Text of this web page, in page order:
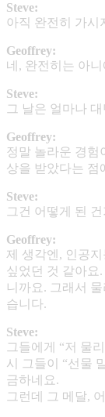
Steve:
아직 완전히 가시
Geoffrey:
네, 완전히는 아니
Steve:
그 날은 얼마나
Geoffrey:
정말 놀라운 경험
상을 받았다는 점
Steve:
그건 어떻게 된 건
Geoffrey:
제 생각엔, 인공
싶었던 것 같아요
니까요. 그래서
습니다.
Steve:
그들에게 “저 물
시 그들이 “선물
금하네요.
그런데 그 메달,